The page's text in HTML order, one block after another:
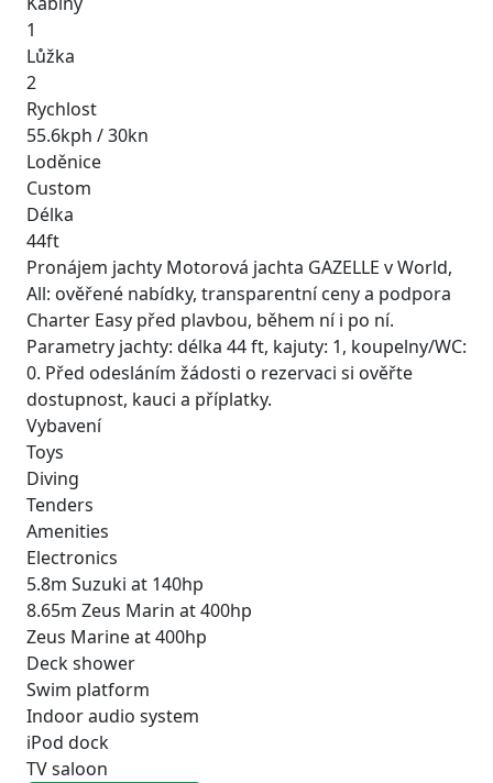
1
Lůžka
2
Rychlost
55.6kph / 30kn
Loděnice
Custom
Délka
44ft
Pronájem jachty Motorová jachta GAZELLE v World,
All: ověřené nabídky, transparentní ceny a podpora
Charter Easy před plavbou, během ní i po ní.
Parametry jachty: délka 44 ft, kajuty: 1, koupelny/WC:
0. Před odesláním žádosti o rezervaci si ověřte
dostupnost, kauci a příplatky.
Vybavení
Toys
Diving
Tenders
Amenities
Electronics
5.8m Suzuki at 140hp
8.65m Zeus Marin at 400hp
Zeus Marine at 400hp
Deck shower
Swim platform
Indoor audio system
iPod dock
TV saloon